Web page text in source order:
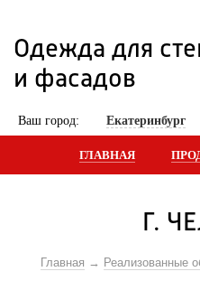
Одежда для
и фасадов
Ваш город: Екатеринбург
ГЛАВНАЯ
Г.
Главная Реализованные